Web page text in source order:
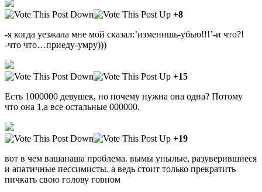
+8
-я когда уезжала мне мой сказал:’изменишь-убью!!!’-и что?!
-что что…приеду-умру)))
+15
Есть 1000000 девушек, но почему нужна она одна? Потому
что она 1,а все остальные 000000.
+19
вот в чем вашанаша проблема. вымы унылые, разуверившиеся
и апатичные пессимисты. а ведь стоит только прекратить
пичкать свою голову говном